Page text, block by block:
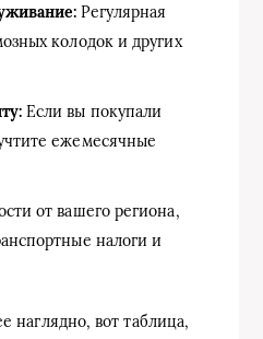
Регулярная
колодок и других
Если вы покупали
ежемесячные
от вашего региона,
налоги и
наглядно, вот таблица,